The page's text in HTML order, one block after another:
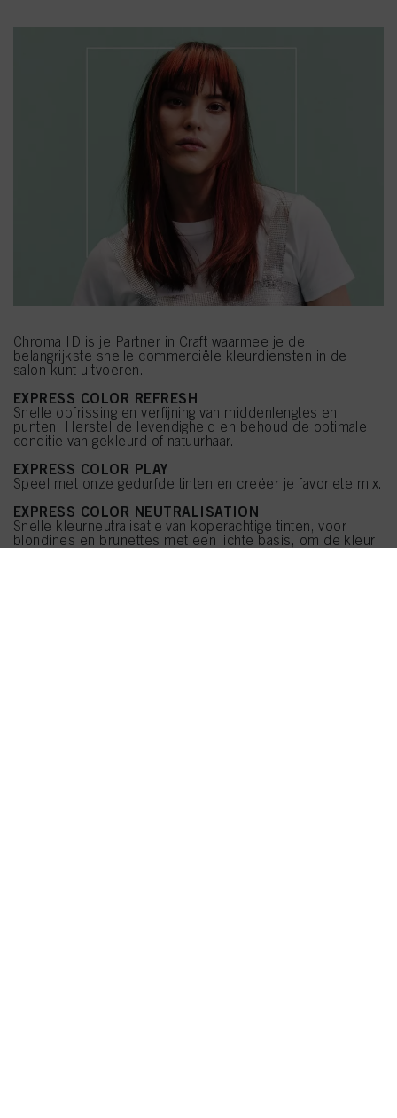
Chroma ID is je Partner in Craft waarmee je de
belangrijkste snelle commerciële kleurdiensten in de
salon kunt uitvoeren.
EXPRESS COLOR REFRESH
Snelle opfrissing en verfijning van middenlengtes en
punten. Herstel de levendigheid en behoud de optimale
conditie van gekleurd of natuurhaar.
EXPRESS COLOR PLAY
Speel met onze gedurfde tinten en creëer je favoriete mix.
EXPRESS COLOR NEUTRALISATION
Snelle kleurneutralisatie van koperachtige tinten, voor
blondines en brunettes met een lichte basis, om de kleur